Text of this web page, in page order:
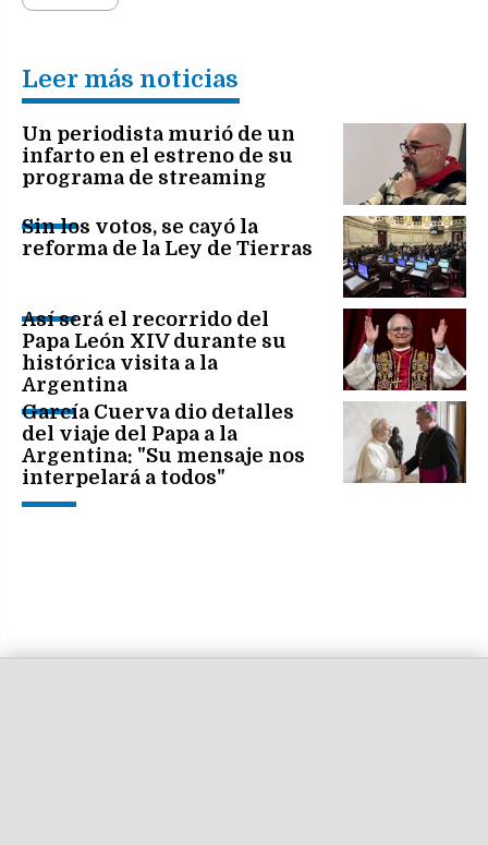
Leer más noticias
Un periodista murió de un
infarto en el estreno de su
programa de streaming
Sin los votos, se cayó la
reforma de la Ley de Tierras
Así será el recorrido del
Papa León XIV durante su
histórica visita a la
Argentina
García Cuerva dio detalles
del viaje del Papa a la
Argentina: "Su mensaje nos
interpelará a todos"